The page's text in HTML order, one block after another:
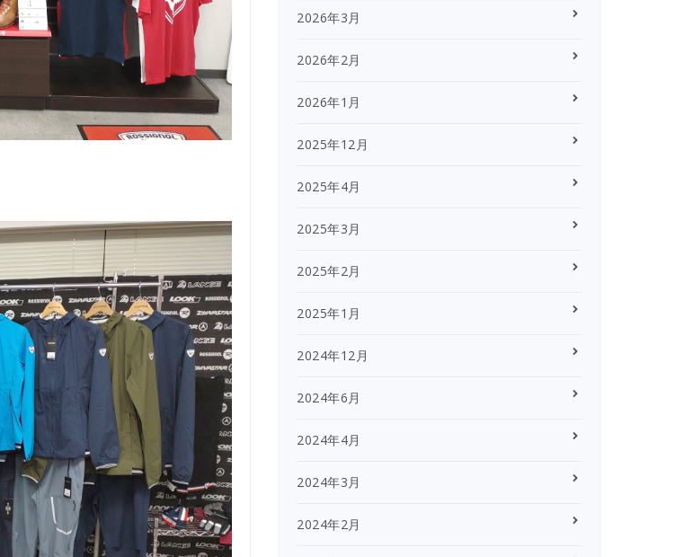
2026年3月
2026年2月
2026年1月
2025年12月
2025年4月
2025年3月
2025年2月
2025年1月
2024年12月
2024年6月
2024年4月
2024年3月
2024年2月